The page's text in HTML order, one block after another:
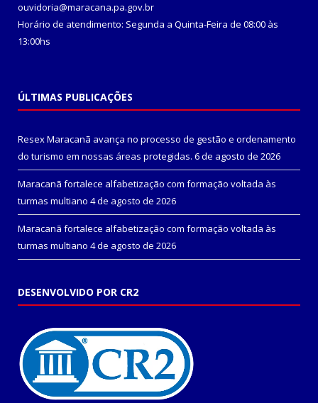
ouvidoria@maracana.pa.gov.br
Horário de atendimento: Segunda a Quinta-Feira de 08:00 às
13:00hs
ÚLTIMAS PUBLICAÇÕES
Resex Maracanã avança no processo de gestão e ordenamento
do turismo em nossas áreas protegidas. 6 de agosto de 2026
Maracanã fortalece alfabetização com formação voltada às
turmas multiano 4 de agosto de 2026
Maracanã fortalece alfabetização com formação voltada às
turmas multiano 4 de agosto de 2026
DESENVOLVIDO POR CR2